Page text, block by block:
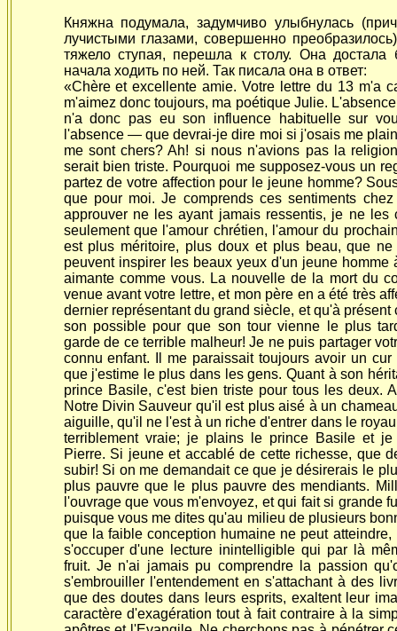
Княжна подумала, задумчиво улыбнулась
лучистыми глазами, совершенно
тяжело ступая, перешла к столу. Она достала
начала ходить по ней. Так писала она в ответ:
«Chère et excellente amie. Votre lettre du 13 m'a
m'aimez donc toujours, ma poétique Julie.
n'a donc pas eu son influence habituelle sur
l'absence — que devrai-je dire moi si j'osais me
me sont chers? Ah! si nous n'avions pas la
serait bien triste. Pourquoi me supposez-vous un
partez de votre affection pour le jeune homme?
que pour moi. Je comprends ces sentiments
approuver ne les ayant jamais ressentis, je ne les
seulement que l'amour chrétien, l'amour du
est plus méritoire, plus doux et plus beau, que
peuvent inspirer les beaux yeux d'un jeune
aimante comme vous. La nouvelle de la mort du
venue avant votre lettre, et mon père en a été très
dernier représentant du grand siècle, et qu'à
son possible pour que son tour vienne le plus
garde de ce terrible malheur! Je ne puis partager
connu enfant. Il me paraissait toujours avoir un
que j'estime le plus dans les gens. Quant à son
prince Basile, c'est bien triste pour tous les deux.
Notre Divin Sauveur qu'il est plus aisé à un
aiguille, qu'il ne l'est à un riche d'entrer dans le
terriblement vraie; je plains le prince Basile et je
Pierre. Si jeune et accablé de cette richesse, que
subir! Si on me demandait ce que je désirerais le
plus pauvre que le plus pauvre des mendiants.
l'ouvrage que vous m'envoyez, et qui fait si grande
puisque vous me dites qu'au milieu de plusieurs
que la faible conception humaine ne peut
s'occuper d'une lecture inintelligible qui par là
fruit. Je n'ai jamais pu comprendre la passion
s'embrouiller l'entendement en s'attachant à des
que des doutes dans leurs esprits, exaltent leur
caractère d'exagération tout à fait contraire à la